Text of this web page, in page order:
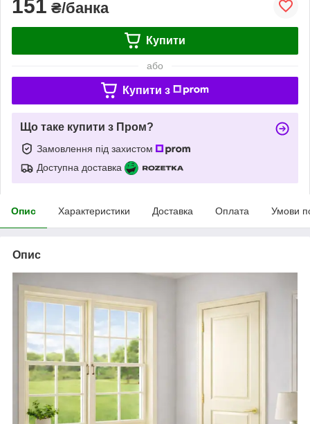
151 ₴/банка
Купити
або
Купити з
Що таке купити з Пром?
Замовлення під захистом
Доступна доставка
Опис Характеристики Доставка Оплата Умови
Опис